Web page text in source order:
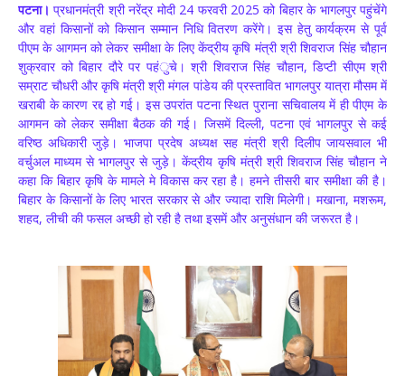
पटना।प्रधानमंत्री श्री नरेंद्र मोदी 24 फरवरी 2025 को बिहार के भागलपुर पहुंचेंगे
और वहां किसानों को किसान सम्मान निधि वितरण करेंगे। इस हेतु कार्यक्रम से पूर्व
पीएम के आगमन को लेकर समीक्षा के लिए केंद्रीय कृषि मंत्री श्री शिवराज सिंह चौहान
शुक्रवार को बिहार दौरे पर पहंुचे। श्री शिवराज सिंह चौहान, डिप्टी सीएम श्री
सम्राट चौधरी और कृषि मंत्री श्री मंगल पांडेय की प्रस्तावित भागलपुर यात्रा मौसम में
खराबी के कारण रद्द हो गई। इस उपरांत पटना स्थित पुराना सचिवालय में ही पीएम के
आगमन को लेकर समीक्षा बैठक की गई। जिसमें दिल्ली, पटना एवं भागलपुर से कई
वरिष्ठ अधिकारी जुड़े। भाजपा प्रदेष अध्यक्ष सह मंत्री श्री दिलीप जायसवाल भी
वर्चुअल माध्यम से भागलपुर से जुड़े। केंद्रीय कृषि मंत्री श्री शिवराज सिंह चौहान ने
कहा कि बिहार कृषि के मामले मे विकास कर रहा है। हमने तीसरी बार समीक्षा की है।
बिहार के किसानों के लिए भारत सरकार से और ज्यादा राशि मिलेगी। मखाना, मशरूम,
शहद, लीची की फसल अच्छी हो रही है तथा इसमें और अनुसंधान की जरूरत है।